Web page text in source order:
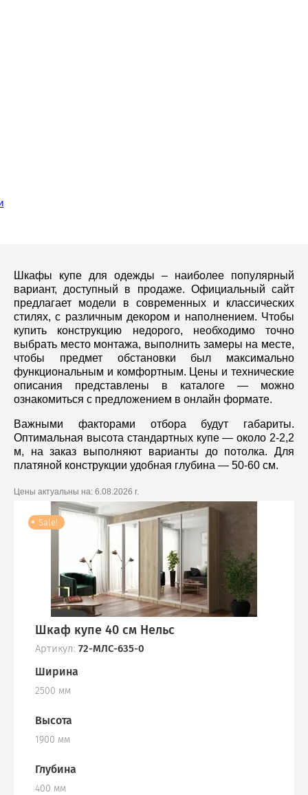
Шкафы купе для одежды – наиболее популярный
вариант, доступный в продаже. Официальный сайт
предлагает модели в современных и классических
стилях, с различным декором и наполнением. Чтобы
купить конструкцию недорого, необходимо точно
выбрать место монтажа, выполнить замеры на месте,
чтобы предмет обстановки был максимально
функциональным и комфортным. Цены и технические
описания представлены в каталоге — можно
ознакомиться с предложением в онлайн формате.
Важными факторами отбора будут габариты.
Оптимальная высота стандартных купе — около 2-2,2
м, на заказ выполняют варианты до потолка. Для
платяной конструкции удобная глубина — 50-60 см.
Цены актуальны на: 6.08.2026 г.
Sale!
Шкаф купе 40 см Нельс
Артикул: 72-МЛС-635-0
Ширина
2500 мм
Высота
1900 мм
Глубина
400 мм